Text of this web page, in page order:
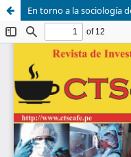
En torno a la sociología